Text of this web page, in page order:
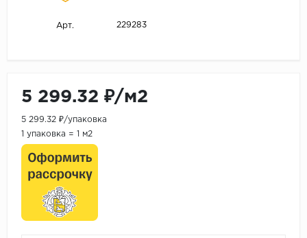
Арт. 229283
5 299.32 ₽/м2
5 299.32 ₽/упаковка
1 упаковка = 1 м2